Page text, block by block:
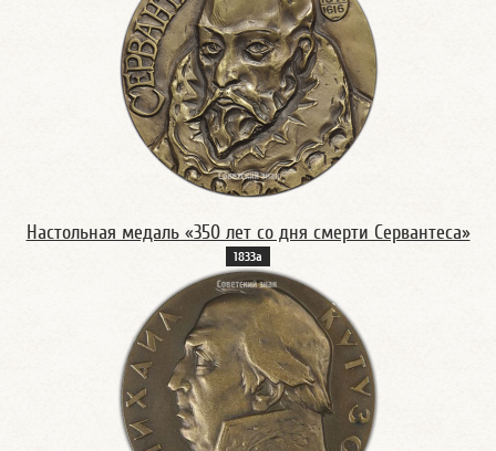
Настольная медаль «350 лет со дня смерти Сервантеса»
1833а